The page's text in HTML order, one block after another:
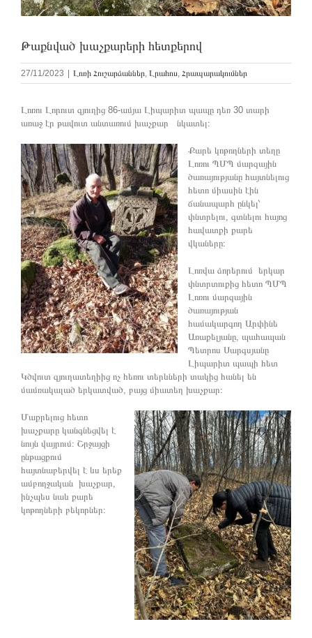
Թաքնված խաչքարերի հետքերով
27/11/2023 | Լոռի Հուշարձաններ Լրահոս Հրապարակումներ
Լոռու Լորուտ գյուղից 86-ամյա Լիպարիտ պապը դեռ 30 տարի
առաջ էր թավուտ անտառում խաչքար նկատել։
Քարե կոթողների տեղը
Լոռու ՊՄՊ մարզային
ծառայությանը հայտնելուց
հետո միասին էին
ճանապարհ ընկել՝
փնտրելու, գտնելու հայոց
հավատքի քարե
վկաները։
Լոռվա ձորերում երկար
փնտրտուքից հետո ՊՄՊ
Լոռու մարզային
ծառայության
համակարգող Արփինե
Առաքելյանը, պահապան
Պետրոս Սարգսյանը
Լիպարիտ պապի հետ
Կծվուտ գյուղատեղիից ոչ հեռու տերևների տակից հանել են
մամռակալած երկատված, բայց միատեղ խաչքար։
Մաքրելուց հետո
խաչքարը կանգնեցվել է
նույն վայրում։ Շրջայցի
ընթացքում
հայտնաբերվել է ևս երեք
ամբողջական խաչքար,
ինչպես նաև քարե
կոթողների բեկորներ։